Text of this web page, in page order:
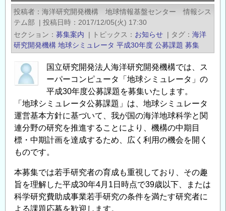
い：
7/30
締
切
_2024
年
同
利
用
「特
定
共
同
研
究」
投稿者
海洋研究開発機構 地球情報基盤センター 情報シス
テム部
| 投稿日時
2017/12/05(火) 17:30
セクション
募集案内 | トピックス お知らせ | タグ
海洋
研究開発機構 地球シミュレータ 平成30年度 公募課題 募集
国立研究開発法人海洋研究開発機構では、ス
ーパーコンピュータ「地球シミュレータ」の
平成30年度公募課題を募集いたします。
「地球シミュレータ公募課題」は、地球シミュレータ
運営基本方針に基づいて、我が国の海洋地球科学と関
連分野の研究を推進することにより、機構の中期目
標・中期計画を達成するため、広く利用の機会を開く
ものです。
本募集では若手研究者の育成も重視しており、その趣
旨を理解した平成30年4月1日時点で39歳以下、または
科学研究費助成事業若手研究の条件を満たす研究者に
よる課題応募を歓迎します。